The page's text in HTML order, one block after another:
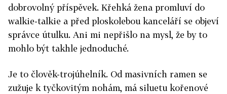
dobrovolný příspěvek. Křehká žena promluví do
walkie-talkie a před ploskolebou kanceláří se objeví
správce útulku. Ani mi nepřišlo na mysl, že by to
mohlo být takhle jednoduché.
Je to člověk-trojúhelník. Od masivních ramen se
zužuje k tyčkovitým nohám, má siluetu kořenové